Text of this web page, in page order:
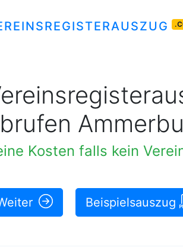
Kosten falls kein
Beispielsauszug